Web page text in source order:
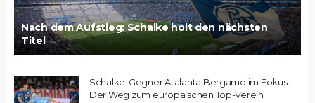
Nach dem Aufstieg: Schalke holt den nächsten
Titel
Schalke-Gegner Atalanta Bergamo im Fokus:
Der Weg zum europäischen Top-Verein